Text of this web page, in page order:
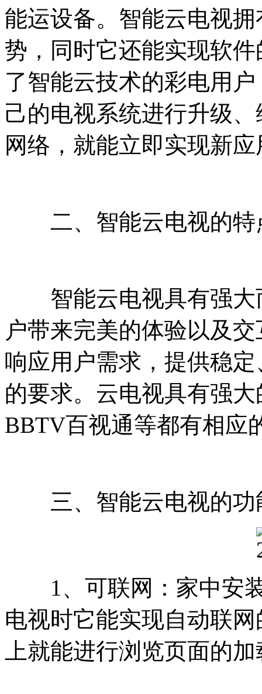
能运设备。智能云电视
势，同时它还能实现软
了智能云技术的彩电用
己的电视系统进行升级
网络，就能立即实现新
二、智能云电视的特
智能云电视具有强大
户带来完美的体验以及
响应用户需求，提供稳
的要求。云电视具有强
BBTV百视通等都有相应
三、智能云电视的功
1、可联网：家中安装
电视时它能实现自动联
上就能进行浏览页面的